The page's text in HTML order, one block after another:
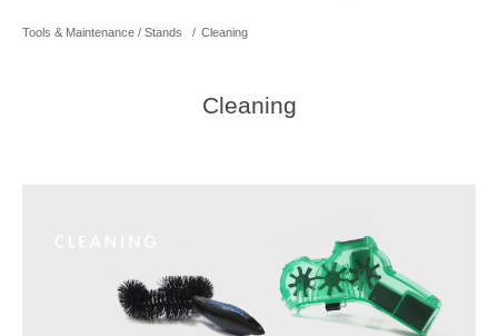
Tools & Maintenance / Stands / Cleaning
Cleaning